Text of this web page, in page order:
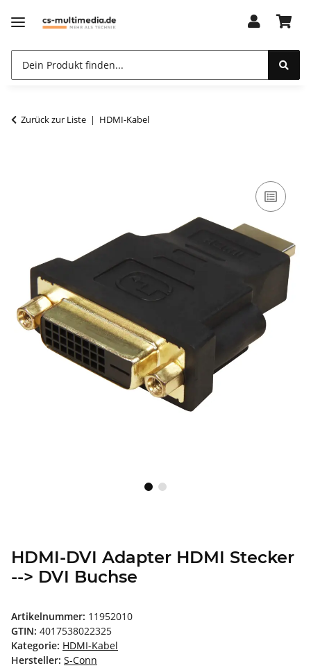
Zurück zur Liste HDMI-Kabel
HDMI-DVI Adapter HDMI Stecker
--> DVI Buchse
Artikelnummer: 11952010
GTIN: 4017538022325
Kategorie: HDMI-Kabel
Hersteller: S-Conn